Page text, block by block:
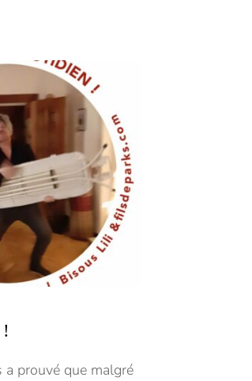
!
a prouvé que malgré